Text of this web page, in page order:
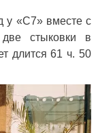
у «С7» вместе с
стыковки в
длится 61 ч. 50